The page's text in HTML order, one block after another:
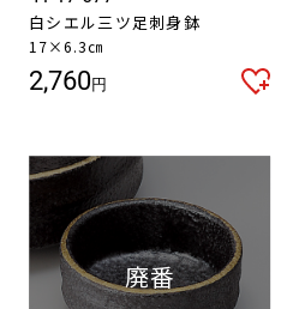
白シエル三ツ足刺身鉢
17×6.3㎝
2,760円